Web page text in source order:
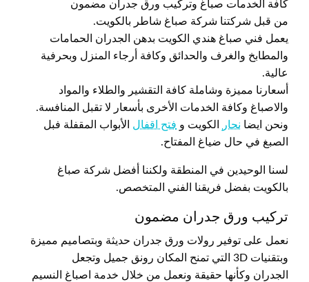
كافة الخدمات صباغ وتركيب ورق جدران مضمون
من قبل شركتنا شركة صباغ شاطر بالكويت.
يعمل فني صباغ هندي الكويت بدهن الجدران الحمامات
والمطابخ والغرف والحدائق وكافة أرجاء المنزل وبحرفية
عالية.
أسعارنا مميزة وشاملة كافة التقشير والطلاء والمواد
والاصباغ وكافة الخدمات الأخرى بأسعار لا تقبل المنافسة.
ونحن ايضا نحار الكويت و فتح اقفال الأبواب المقفلة فبل
الصبغ في حال ضياغ المفتاح.
لسنا الوحيدين في المنطقة ولكننا أفضل شركة صباغ
بالكويت بفضل فريقنا الفني المتخصص.
تركيب ورق جدران مضمون
نعمل على توفير رولات ورق جدران حديثة وبتصاميم مميزة
وبتقنيات 3D التي تمنح المكان رونق جميل وتجعل
الجدران وكأنها حقيقة ونعمل من خلال خدمة اصباغ النسيم